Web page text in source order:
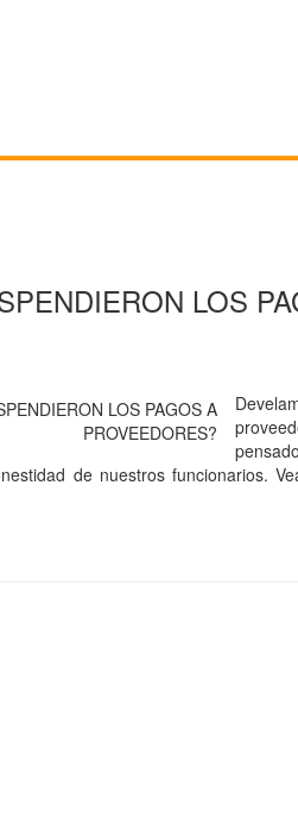
LOS
de nuestros funcionarios.